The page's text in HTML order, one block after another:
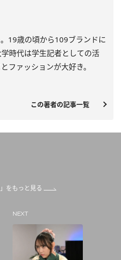
19歳の頃から109ブランドに
時代は学生記者としての活
ファッションが大好き。
この著者の記事一覧
をもっと見る
NEXT